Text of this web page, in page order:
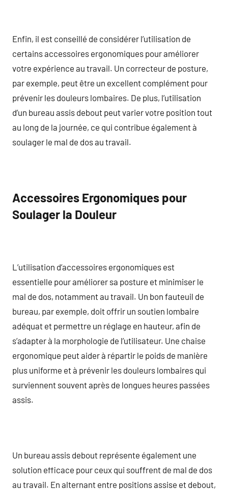
Enfin, il est conseillé de considérer l’utilisation de
certains accessoires ergonomiques pour améliorer
votre expérience au travail. Un correcteur de posture,
par exemple, peut être un excellent complément pour
prévenir les douleurs lombaires. De plus, l’utilisation
d’un bureau assis debout peut varier votre position tout
au long de la journée, ce qui contribue également à
soulager le mal de dos au travail.
Accessoires Ergonomiques pour
Soulager la Douleur
L’utilisation d’accessoires ergonomiques est
essentielle pour améliorer sa posture et minimiser le
mal de dos, notamment au travail. Un bon fauteuil de
bureau, par exemple, doit offrir un soutien lombaire
adéquat et permettre un réglage en hauteur, afin de
s’adapter à la morphologie de l’utilisateur. Une chaise
ergonomique peut aider à répartir le poids de manière
plus uniforme et à prévenir les douleurs lombaires qui
surviennent souvent après de longues heures passées
assis.
Un bureau assis debout représente également une
solution efficace pour ceux qui souffrent de mal de dos
au travail. En alternant entre positions assise et debout,